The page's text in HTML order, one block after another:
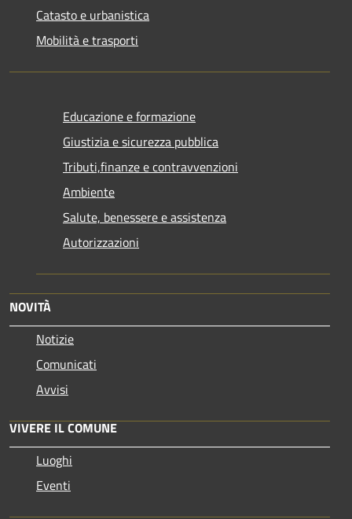
Catasto e urbanistica
Mobilità e trasporti
Educazione e formazione
Giustizia e sicurezza pubblica
Tributi,finanze e contravvenzioni
Ambiente
Salute, benessere e assistenza
Autorizzazioni
NOVITÀ
Notizie
Comunicati
Avvisi
VIVERE IL COMUNE
Luoghi
Eventi